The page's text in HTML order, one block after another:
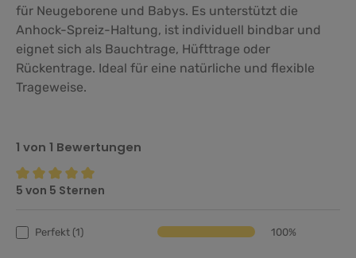
für Neugeborene und Babys. Es unterstützt die
Anhock-Spreiz-Haltung, ist individuell bindbar und
eignet sich als Bauchtrage, Hüfttrage oder
Rückentrage. Ideal für eine natürliche und flexible
Trageweise.
1 von 1 Bewertungen
Durchschnittliche Bewertung von 5 von 5 Sternen
5 von 5 Sternen
Perfekt (1) 100%